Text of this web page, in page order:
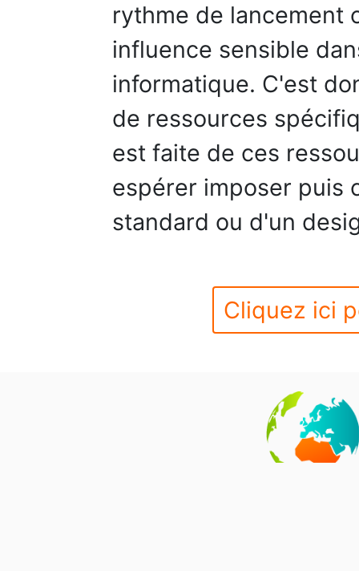
rythme de lancement
influence sensible
informatique. C'est
de ressources
est faite de ces
espérer imposer puis
standard ou d'un
Cliquez ici